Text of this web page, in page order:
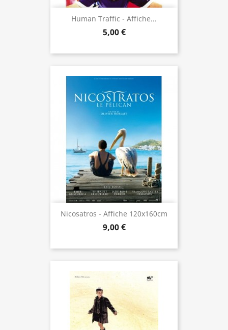
Human Traffic - Affiche...
5,00 €
Nicosatros - Affiche 120x160cm
9,00 €